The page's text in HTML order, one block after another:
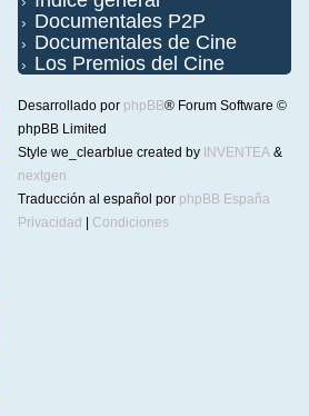
Documentales P2P
Documentales de Cine
Los Premios del Cine
Desarrollado por phpBB® Forum Software ©
phpBB Limited
Style we_clearblue created by INVENTEA &
nextgen
Traducción al español por phpBB España
Privacidad
Condiciones